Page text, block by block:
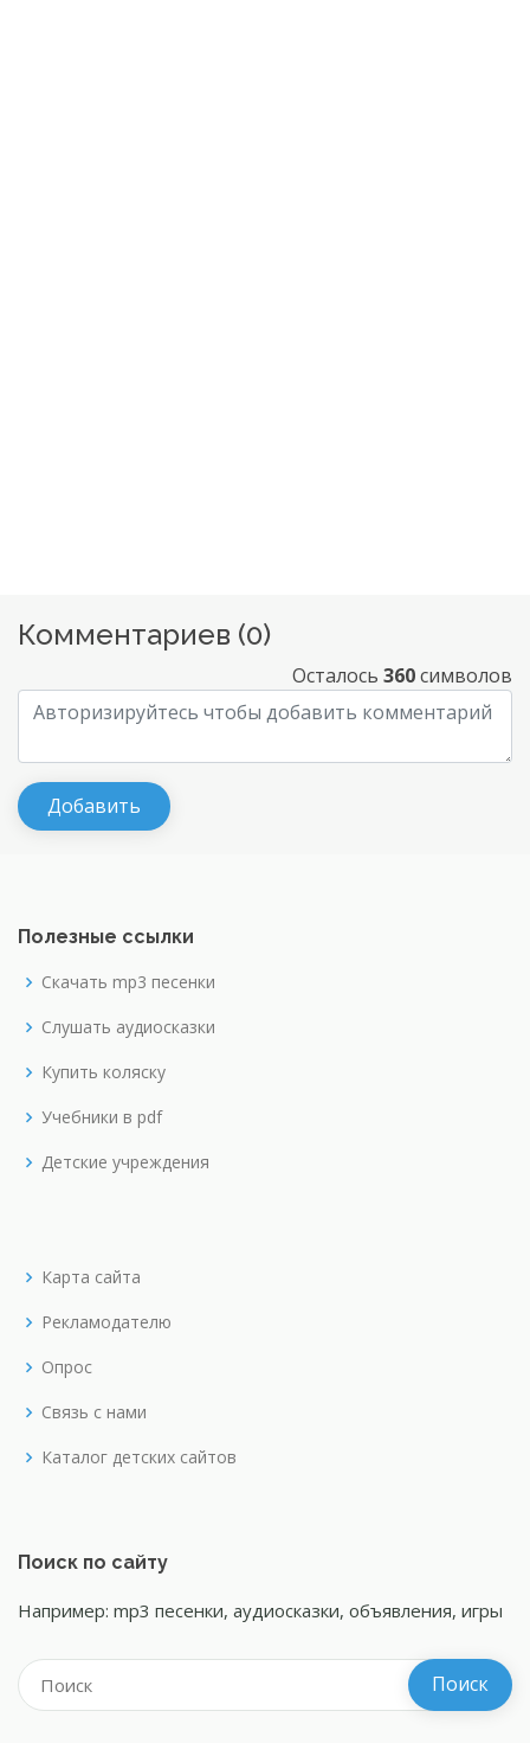
Комментариев (0)
Осталось 360символов
Полезные ссылки
Скачать mp3 песенки
Слушать аудиосказки
Купить коляску
Учебники в pdf
Детские учреждения
Карта сайта
Рекламодателю
Опрос
Связь с нами
Каталог детских сайтов
Поиск по сайту
Например: mp3 песенки, аудиосказки, объявления, игры